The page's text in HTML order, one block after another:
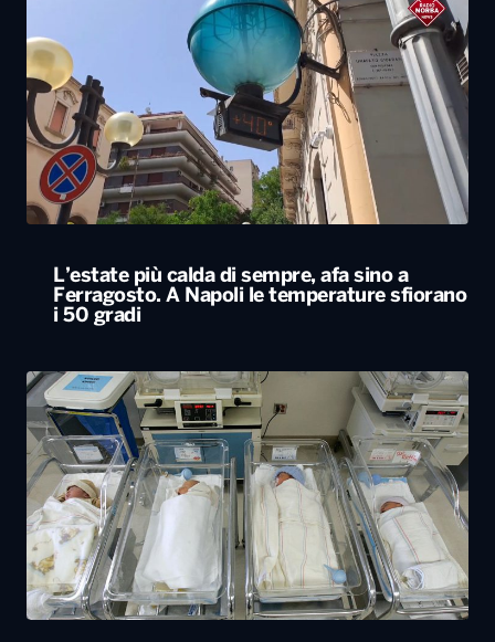
L’estate più calda di sempre, afa sino a
Ferragosto. A Napoli le temperature sfiorano
i 50 gradi